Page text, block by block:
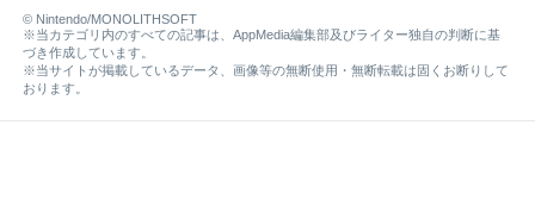
© Nintendo/MONOLITHSOFT
※当カテゴリ内のすべての記事は、AppMedia編集部及びライター独自の判断に基
づき作成しています。
※当サイトが掲載しているデータ、画像等の無断使用・無断転載は固くお断りして
おります。